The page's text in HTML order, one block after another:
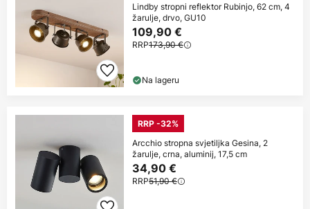
Lindby stropni reflektor Rubinjo, 62 cm, 4
žarulje, drvo, GU10
109,90 €
RRP173,90 €
Na lageru
RRP -32%
Arcchio stropna svjetiljka Gesina, 2
žarulje, crna, aluminij, 17,5 cm
34,90 €
RRP51,90 €